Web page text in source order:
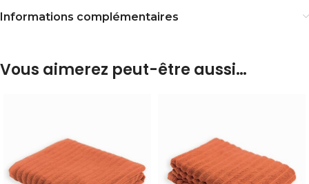
Informations complémentaires
Vous aimerez peut-être aussi…